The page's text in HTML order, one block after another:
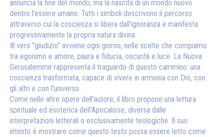
annuncia la fine del mondo, ma la nascita di un mondo nuovo
dentro l'essere umano. Tutti i simboli descrivono il percorso
attraverso cui la coscienza si libera dall'ignoranza e manifesta
progressivamente la propria natura divina.
Ill vero "giudizio" avviene ogni giorno, nelle scelte che compiamo
tra egoismo e amore, paura e fiducia, oscurità e luce. La Nuova
Gerusalemme rappresenta il traguardo di questo cammino: una
coscienza trasformata, capace di vivere in armonia con Dio, con
gli altri e con l'universo.
Come nelle altre opere dell'autore, il libro propone una lettura
spirituale ed esoterica dell'Apocalisse, diversa dalle
interpretazioni letterali o esclusivamente teologiche. Il suo
intento è mostrare come questo testo possa essere letto come